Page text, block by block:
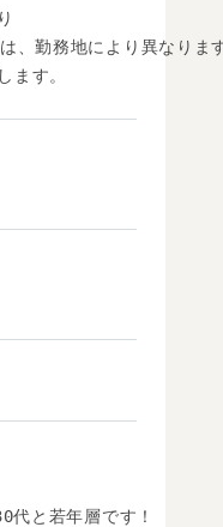
、勤務地により異なりま
ます。
代と若年層です！